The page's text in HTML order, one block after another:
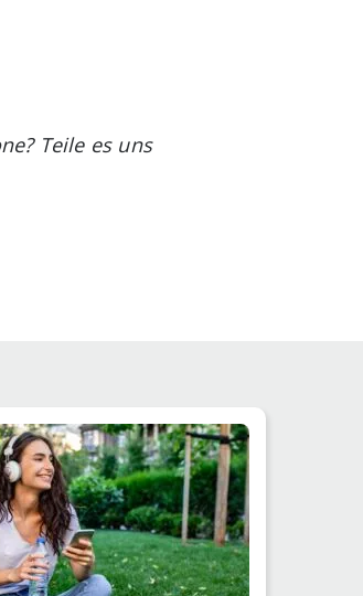
Teile es uns